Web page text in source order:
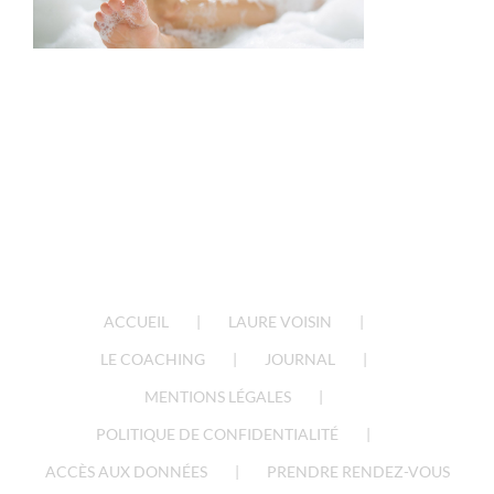
ACCUEIL
LAURE VOISIN
LE COACHING
JOURNAL
MENTIONS LÉGALES
POLITIQUE DE CONFIDENTIALITÉ
ACCÈS AUX DONNÉES
PRENDRE RENDEZ-VOUS